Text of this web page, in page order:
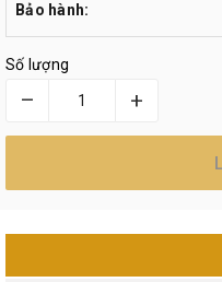
Bảo hành:
Số lượng
– +